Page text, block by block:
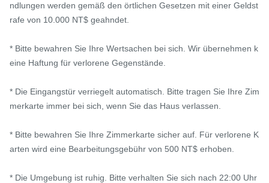
ndlungen werden gemäß den örtlichen Gesetzen mit einer Geldst
rafe von 10.000 NT$ geahndet.
* Bitte bewahren Sie Ihre Wertsachen bei sich. Wir übernehmen k
eine Haftung für verlorene Gegenstände.
* Die Eingangstür verriegelt automatisch. Bitte tragen Sie Ihre Zim
merkarte immer bei sich, wenn Sie das Haus verlassen.
* Bitte bewahren Sie Ihre Zimmerkarte sicher auf. Für verlorene K
arten wird eine Bearbeitungsgebühr von 500 NT$ erhoben.
* Die Umgebung ist ruhig. Bitte verhalten Sie sich nach 22:00 Uhr